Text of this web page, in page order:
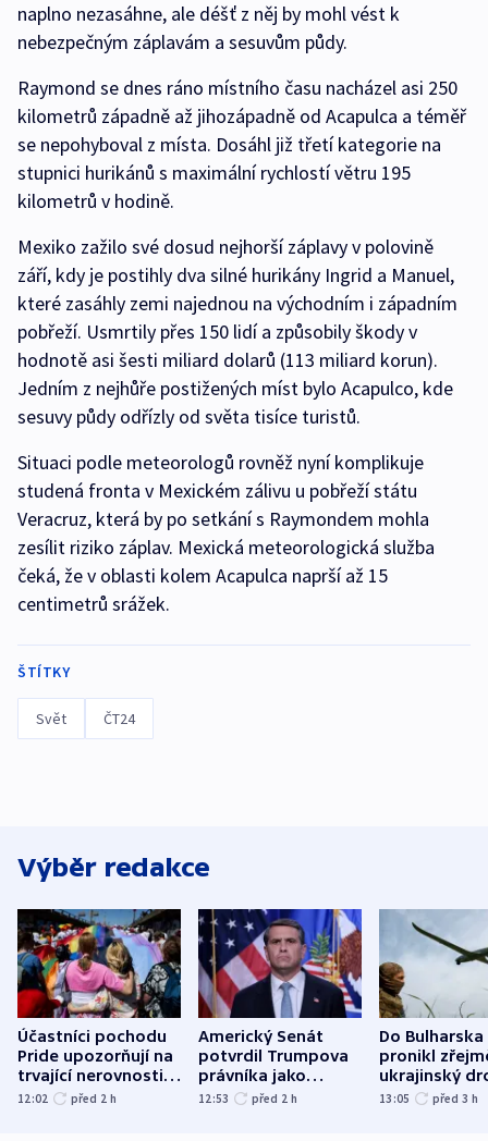
naplno nezasáhne, ale déšť z něj by mohl vést k
nebezpečným záplavám a sesuvům půdy.
Raymond se dnes ráno místního času nacházel asi 250
kilometrů západně až jihozápadně od Acapulca a téměř
se nepohyboval z místa. Dosáhl již třetí kategorie na
stupnici hurikánů s maximální rychlostí větru 195
kilometrů v hodině.
Mexiko zažilo své dosud nejhorší záplavy v polovině
září, kdy je postihly dva silné hurikány Ingrid a Manuel,
které zasáhly zemi najednou na východním i západním
pobřeží. Usmrtily přes 150 lidí a způsobily škody v
hodnotě asi šesti miliard dolarů (113 miliard korun).
Jedním z nejhůře postižených míst bylo Acapulco, kde
sesuvy půdy odřízly od světa tisíce turistů.
Situaci podle meteorologů rovněž nyní komplikuje
studená fronta v Mexickém zálivu u pobřeží státu
Veracruz, která by po setkání s Raymondem mohla
zesílit riziko záplav. Mexická meteorologická služba
čeká, že v oblasti kolem Acapulca naprší až 15
centimetrů srážek.
ŠTÍTKY
Svět ČT24
Výběr redakce
Účastníci pochodu
Pride upozorňují na
trvající nerovnosti i
společenskou
12:02 před 2 h
Americký Senát
potvrdil Trumpova
právníka jako
ministra
12:53 před 2 h
Do Bulharska
pronikl
ukrajinský
explodoval
13:05 před 3 h